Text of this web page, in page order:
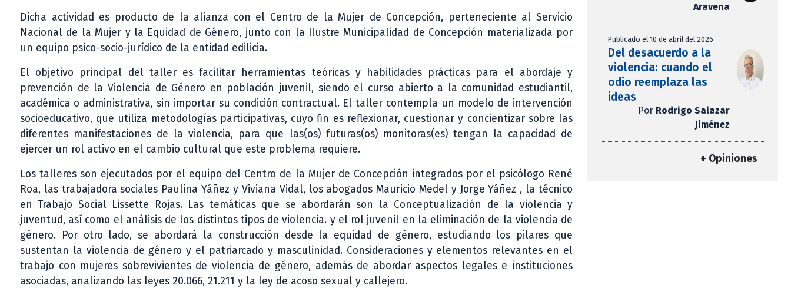
Dicha actividad es producto de la alianza con el Centro de la Mujer de Concepción, perteneciente al Servicio
Nacional de la Mujer y la Equidad de Género, junto con la Ilustre Municipalidad de Concepción materializada por
un equipo psico-socio-jurídico de la entidad edilicia.
El objetivo principal del taller es facilitar herramientas teóricas y habilidades prácticas para el abordaje y
prevención de la Violencia de Género en población juvenil, siendo el curso abierto a la comunidad estudiantil,
académica o administrativa, sin importar su condición contractual. El taller contempla un modelo de intervención
socioeducativo, que utiliza metodologías participativas, cuyo fin es reflexionar, cuestionar y concientizar sobre las
diferentes manifestaciones de la violencia, para que las(os) futuras(os) monitoras(es) tengan la capacidad de
ejercer un rol activo en el cambio cultural que este problema requiere.
Los talleres son ejecutados por el equipo del Centro de la Mujer de Concepción integrados por el psicólogo René
Roa, las trabajadora sociales Paulina Yáñez y Viviana Vidal, los abogados Mauricio Medel y Jorge Yáñez , la técnico
en Trabajo Social Lissette Rojas. Las temáticas que se abordarán son la Conceptualización de la violencia y
juventud, así como el análisis de los distintos tipos de violencia. y el rol juvenil en la eliminación de la violencia de
género. Por otro lado, se abordará la construcción desde la equidad de género, estudiando los pilares que
sustentan la violencia de género y el patriarcado y masculinidad. Consideraciones y elementos relevantes en el
trabajo con mujeres sobrevivientes de violencia de género, además de abordar aspectos legales e instituciones
asociadas, analizando las leyes 20.066, 21.211 y la ley de acoso sexual y callejero.
Aravena
Publicado el 10 de abril del 2026
Del desacuerdo a la
violencia: cuando el
odio reemplaza las
ideas
Por Rodrigo Salazar
Jiménez
+ Opiniones